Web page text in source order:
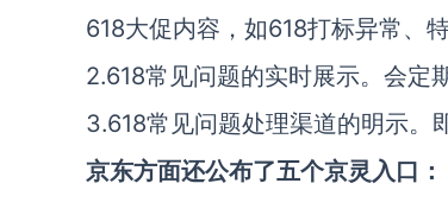
618大促内容，如618打标异常、
2.618常见问题的实时展示。会定
3.618常见问题处理渠道的明示。
京东方面还公布了五个京灵入口：